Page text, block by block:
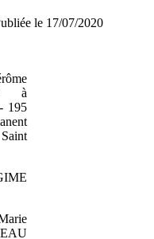
le 17/07/2020
à
195